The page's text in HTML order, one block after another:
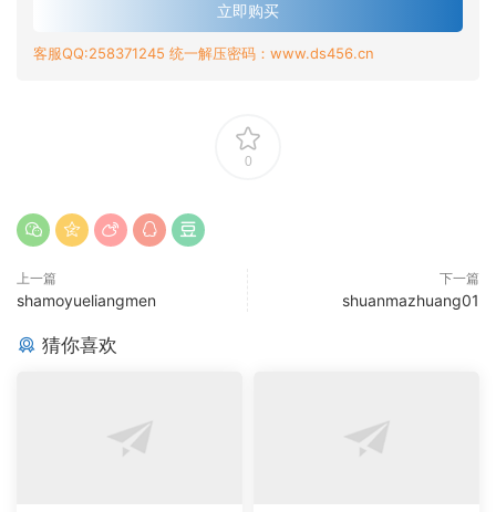
立即购买
客服QQ:258371245 统一解压密码：www.ds456.cn
0
上一篇
shamoyueliangmen
下一篇
shuanmazhuang01
猜你喜欢